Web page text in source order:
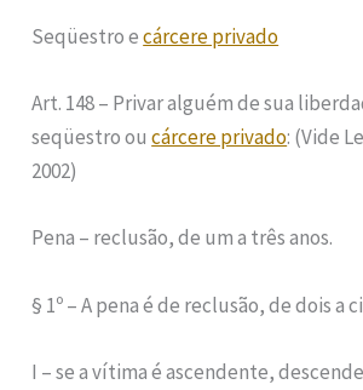
Seqüestro ecárcere privado
Art. 148 – Privar alguém de sua
seqüestro oucárcere privado: (Vide
2002)
Pena – reclusão, de um a três anos.
§ 1º – A pena é de reclusão, de dois a
I – se a vítima é ascendente,